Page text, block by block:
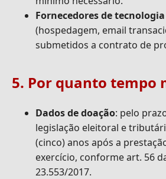
Fornecedores de tecnologia
(hospedagem, email
submetidos a contrato de
5. Por quanto tempo
Dados de doação: pelo
legislação eleitoral e
(cinco) anos após a
exercício, conforme art. 56
23.553/2017.